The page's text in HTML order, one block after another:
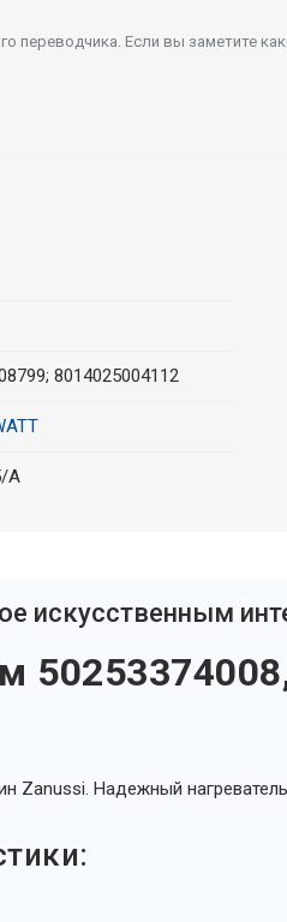
переводчика. Если вы заметите
8014025004112
A
искусственным
Zanussi. Надежный